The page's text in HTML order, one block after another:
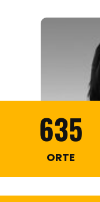
635
ORTE